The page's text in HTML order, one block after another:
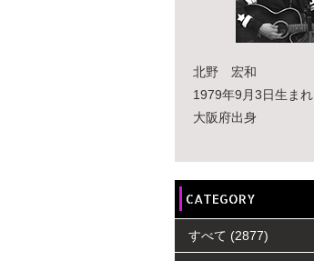
北野 宏和
1979年9月3日生まれ
大阪府出身
CATEGORY
すべて (2877)